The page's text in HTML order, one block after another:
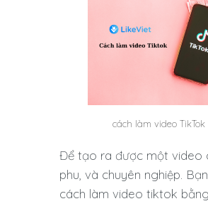
cách làm video TikTok
Để tạo ra được một video
phu, và chuyên nghiệp.
cách làm video tiktok